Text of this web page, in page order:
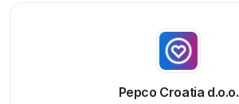
Pepco Croatia d.o.o.